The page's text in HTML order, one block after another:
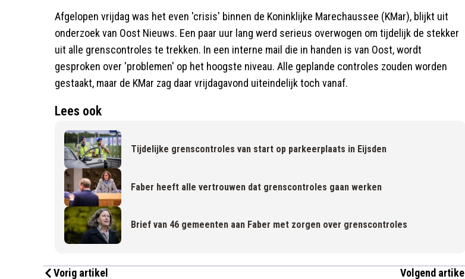
Afgelopen vrijdag was het even 'crisis' binnen de Koninklijke Marechaussee (KMar), blijkt uit
onderzoek van Oost Nieuws. Een paar uur lang werd serieus overwogen om tijdelijk de stekker
uit alle grenscontroles te trekken. In een interne mail die in handen is van Oost, wordt
gesproken over 'problemen' op het hoogste niveau. Alle geplande controles zouden worden
gestaakt, maar de KMar zag daar vrijdagavond uiteindelijk toch vanaf.
Lees ook
Tijdelijke grenscontroles van start op parkeerplaats in Eijsden
Faber heeft alle vertrouwen dat grenscontroles gaan werken
Brief van 46 gemeenten aan Faber met zorgen over grenscontroles
Vorig artikel
Volgend artikel